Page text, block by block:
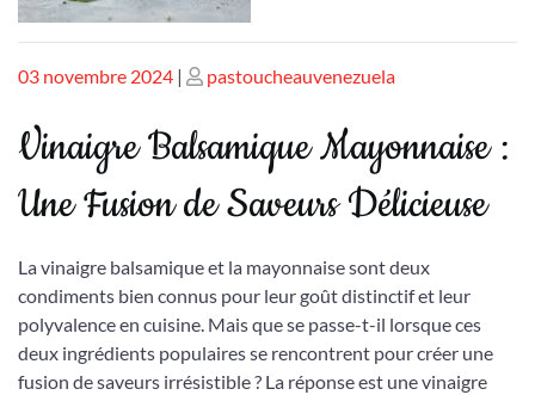
Publié
03 novembre 2024 | Publié
pastoucheauvenezuela
Vinaigre Balsamique Mayonnaise :
Une Fusion de Saveurs Délicieuse
La vinaigre balsamique et la mayonnaise sont deux
condiments bien connus pour leur goût distinctif et leur
polyvalence en cuisine. Mais que se passe-t-il lorsque ces
deux ingrédients populaires se rencontrent pour créer une
fusion de saveurs irrésistible ? La réponse est une vinaigre